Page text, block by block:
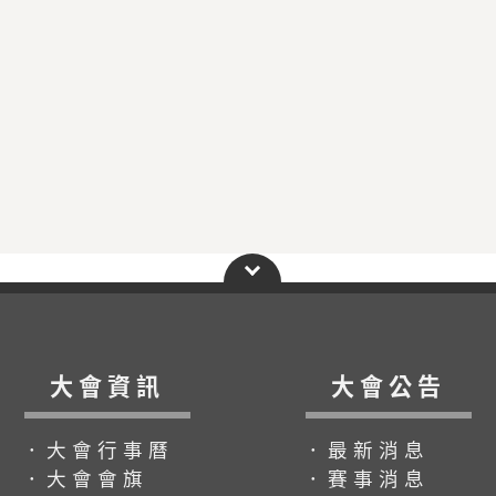
大會資訊
．大會行事曆
．大會會旗
大會公告
．最新消息
．賽事消息